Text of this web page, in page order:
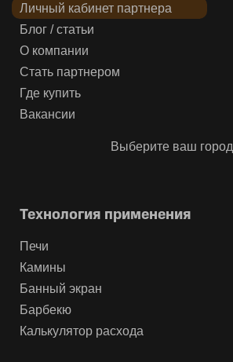
Личный кабинет партнера
Блог / статьи
О компании
Стать партнером
Где купить
Вакансии
Выберите ваш город
Технология применения
Печи
Камины
Банный экран
Барбекю
Калькулятор расхода